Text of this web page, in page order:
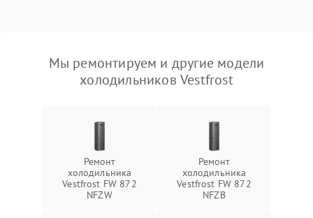
Мы ремонтируем и другие модели
холодильников Vestfrost
Ремонт
холодильника
Vestfrost FW 872
NFZW
Ремонт
холодильника
Vestfrost FW 872
NFZВ